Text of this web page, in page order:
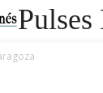
Pulses